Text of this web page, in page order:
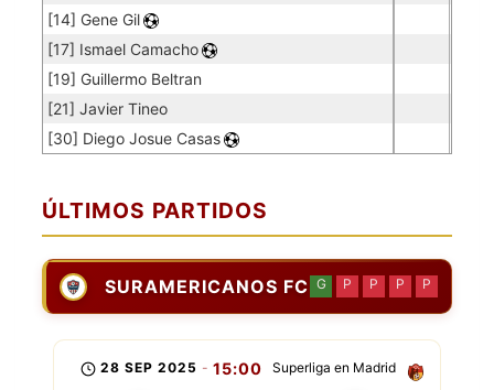
[14] Gene Gil
[17] Ismael Camacho
[19] Guillermo Beltran
[21] Javier Tineo
[30] Diego Josue Casas
ÚLTIMOS PARTIDOS
SURAMERICANOS FC G P P P P
Superliga en Madrid
28 SEP 2025 - 15:00